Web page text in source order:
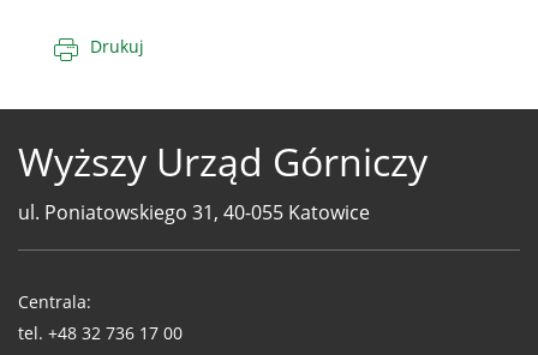
Drukuj
Wyższy Urząd Górniczy
ul. Poniatowskiego 31, 40-055 Katowice
WUG
Centrala:
tel. +48 32 736 17 00